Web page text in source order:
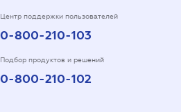
Центр поддержки пользователей
0-800-210-103
Подбор продуктов и решений
0-800-210-102